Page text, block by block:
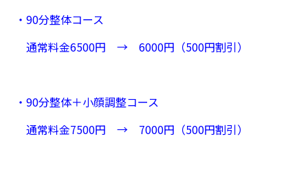
・90分整体コース
通常料金6500円 → 6000円（500円割引）
・90分整体＋小顔調整コース
通常料金7500円 → 7000円（500円割引）